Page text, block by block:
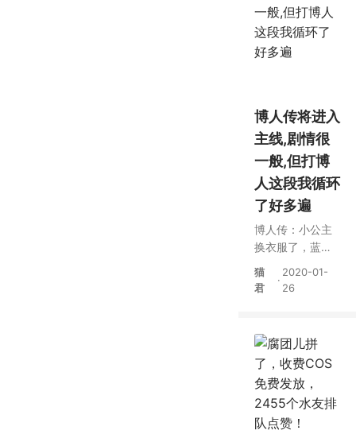
博人传将进入
主线,剧情很
一般,但打博
人这段我循环
了好多遍
博人传：小公主
换衣服了，蓝色
连衣短裙加丝
袜，这还怎么战
猫
君
·
2020-01-
26